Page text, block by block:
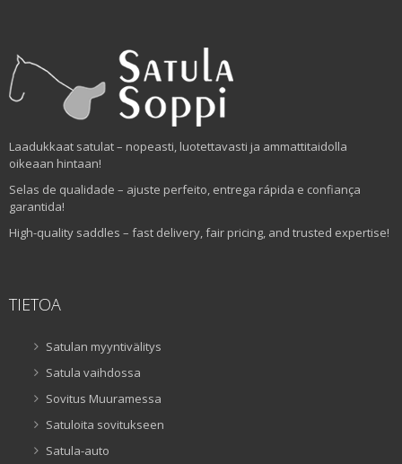
Laadukkaat satulat – nopeasti, luotettavasti ja ammattitaidolla
oikeaan hintaan!
Selas de qualidade – ajuste perfeito, entrega rápida e confiança
garantida!
High-quality saddles – fast delivery, fair pricing, and trusted expertise!
TIETOA
Satulan myyntivälitys
Satula vaihdossa
Sovitus Muuramessa
Satuloita sovitukseen
Satula-auto